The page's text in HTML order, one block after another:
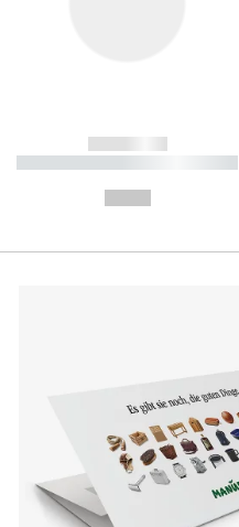
------------
----------- ----------- ----------